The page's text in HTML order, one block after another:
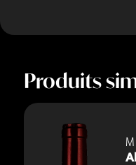
Produits